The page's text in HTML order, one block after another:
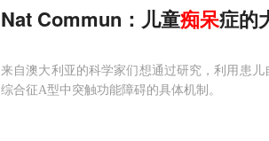
Nat Commun：儿童痴呆症的
来自澳大利亚的科学家们想通过研究，利用患
综合征A型中突触功能障碍的具体机制。